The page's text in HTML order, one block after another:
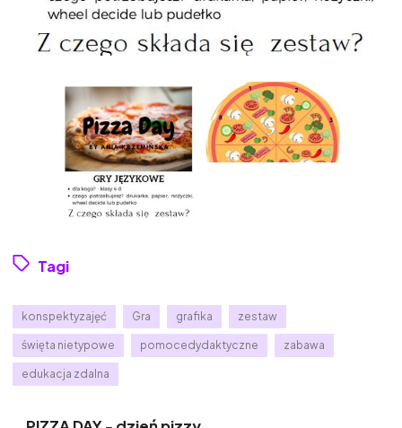
Tagi
konspektyzajęć Gra grafika zestaw
święta nietypowe pomocedydaktyczne zabawa
edukacja zdalna